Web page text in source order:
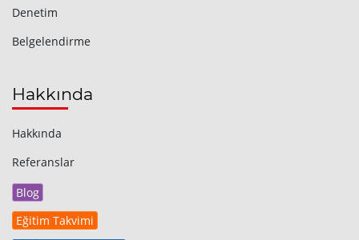
Denetim
Belgelendirme
Hakkında
Hakkında
Referanslar
Blog
Eğitim Takvimi